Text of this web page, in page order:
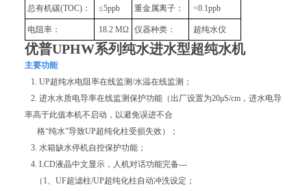
总有机碳(TOC)： ≤5ppb 重金属离子： <0.1ppb
电阻率： 18.2 MΩ 仪器种类： 超纯水仪
优普UPHW系列纯水进水型超纯水机
主要功能
1. UP超纯水电阻率在线监测/水温在线监测；
2. 进水水质电导率在线监测保护功能（出厂设置为20μS/cm，进水电导
率高于此值本机不启动，以避免误进不合
格“纯水”导致UP超纯化柱受损失效）；
3. 水箱缺水停机自控保护功能；
4. LCD液晶中文显示，人机对话功能完备---
（1、UF超滤柱/UP超纯化柱自动冲洗设定；